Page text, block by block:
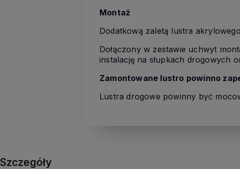
Montaż
Dodatkową zaletą lustra
Dołączony w zestawie uchwyt
instalację na słupkach drogowych
Zamontowane lustro powinno
Lustra drogowe powinny być
Szczegóły